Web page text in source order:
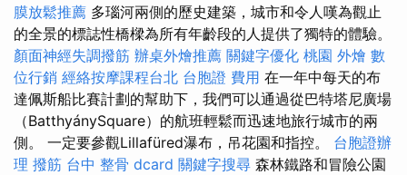
膜放鬆推薦 多瑙河兩側的歷史建築，城市和令人嘆為觀止
的全景的標誌性橋樑為所有年齡段的人提供了獨特的體驗。
顏面神經失調撥筋 辦桌外燴推薦 關鍵字優化 桃園 外燴 數
位行銷 經絡按摩課程台北 台胞證 費用 在一年中每天的布
達佩斯船比賽計劃的幫助下，我們可以通過從巴特塔尼廣場
（BatthyánySquare）的航班輕鬆而迅速地旅行城市的兩
側。 一定要參觀Lillafüred瀑布，吊花園和指控。 台胞證辦
理 撥筋 台中 整骨 dcard 關鍵字搜尋 森林鐵路和冒險公園